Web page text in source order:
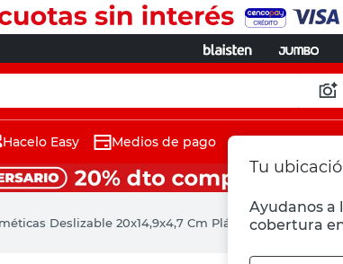
Tu
Ayudanos a
cobertura
Hacelo Easy Medios de pago
Deslizable 20x14,9x4,7 Cm Plástico Transparente